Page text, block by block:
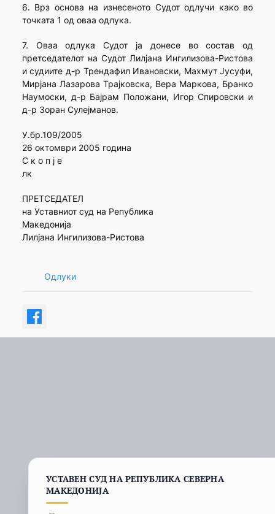
6. Врз основа на изнесеното Судот одлучи како во
точката 1 од оваа одлука.
7. Оваа одлука Судот ја донесе во состав од
претседателот на Судот Лилјана Ингилизова-Ристова
и судиите д-р Трендафил Ивановски, Махмут Јусуфи,
Мирјана Лазарова Трајковска, Вера Маркова, Бранко
Наумоски, д-р Бајрам Положани, Игор Спировски и
д-р Зоран Сулејманов.
У.бр.109/2005
26 октомври 2005 година
С к о п ј е
лк
ПРЕТСЕДАТЕЛ
на Уставниот суд на Република
Македонија
Лилјана Ингилизова-Ристова
Одлуки
УСТАВЕН СУД НА РЕПУБЛИКА СЕВЕРНА
МАКЕДОНИЈА